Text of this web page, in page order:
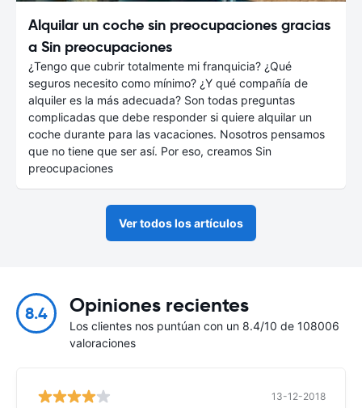
Alquilar un coche sin preocupaciones gracias
a Sin preocupaciones
¿Tengo que cubrir totalmente mi franquicia? ¿Qué
seguros necesito como mínimo? ¿Y qué compañía de
alquiler es la más adecuada? Son todas preguntas
complicadas que debe responder si quiere alquilar un
coche durante para las vacaciones. Nosotros pensamos
que no tiene que ser así. Por eso, creamos Sin
preocupaciones
Ver todos los artículos
8.4 Opiniones recientes
Los clientes nos puntúan con un 8.4/10 de 108006
valoraciones
13-12-2018